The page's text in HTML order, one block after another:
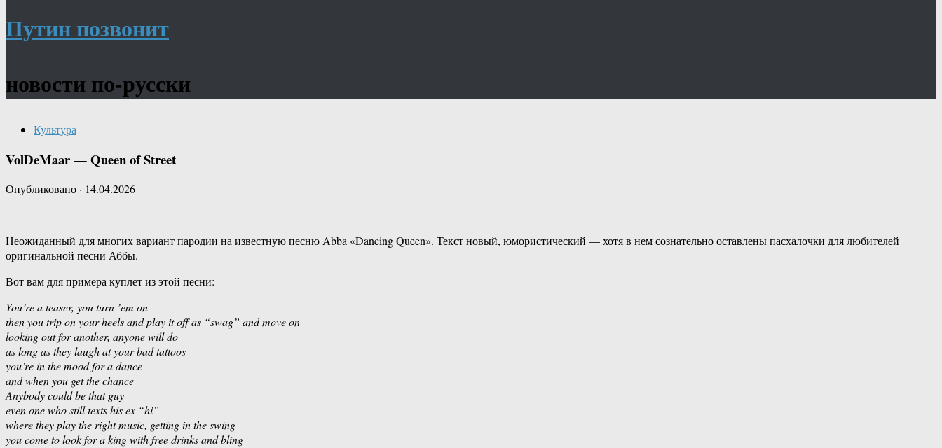
Путин позвонит
новости по-русски
Культура
VolDeMaar — Queen of Street
Опубликовано · 14.04.2026
Неожиданный для многих вариант пародии на известную песню Abba «Dancing Queen». Текст новый, юмористический — хотя в нем сознательно оставлены пасхалочки для любителей
оригинальной песни Аббы.
Вот вам для примера куплет из этой песни:
You’re a teaser, you turn ’em on
then you trip on your heels and play it off as “swag” and move on
looking out for another, anyone will do
as long as they laugh at your bad tattoos
you’re in the mood for a dance
and when you get the chance
Anybody could be that guy
even one who still texts his ex “hi”
where they play the right music, getting in the swing
you come to look for a king with free drinks and bling